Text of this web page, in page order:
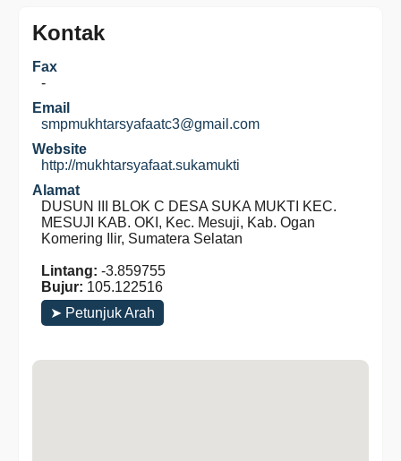
Kontak
Fax
-
Email
smpmukhtarsyafaatc3@gmail.com
Website
http://mukhtarsyafaat.sukamukti
Alamat
DUSUN III BLOK C DESA SUKA MUKTI KEC.
MESUJI KAB. OKI, Kec. Mesuji, Kab. Ogan
Komering Ilir, Sumatera Selatan
Lintang: -3.859755
Bujur: 105.122516
➤ Petunjuk Arah